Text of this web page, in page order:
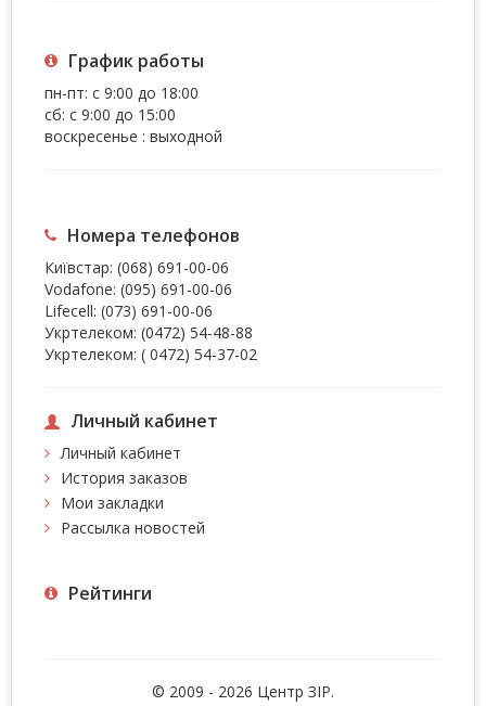
График работы
пн-пт: с 9:00 до 18:00
сб: с 9:00 до 15:00
воскресенье : выходной
Номера телефонов
Київстар: (068) 691-00-06
Vodafone: (095) 691-00-06
Lifecell: (073) 691-00-06
Укртелеком: (0472) 54-48-88
Укртелеком: ( 0472) 54-37-02
Личный кабинет
Личный кабинет
История заказов
Мои закладки
Рассылка новостей
Рейтинги
© 2009 - 2026 Центр ЗIР.